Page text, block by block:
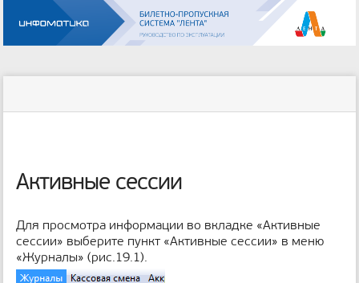
Инструменты
пользователя
сайта
страницы
е
т
д
а
н
н
ы
Активные сессии
Для просмотра информации во вкладке «Активные
сессии» выберите пункт «Активные сессии» в меню
«Журналы» (рис.19.1).